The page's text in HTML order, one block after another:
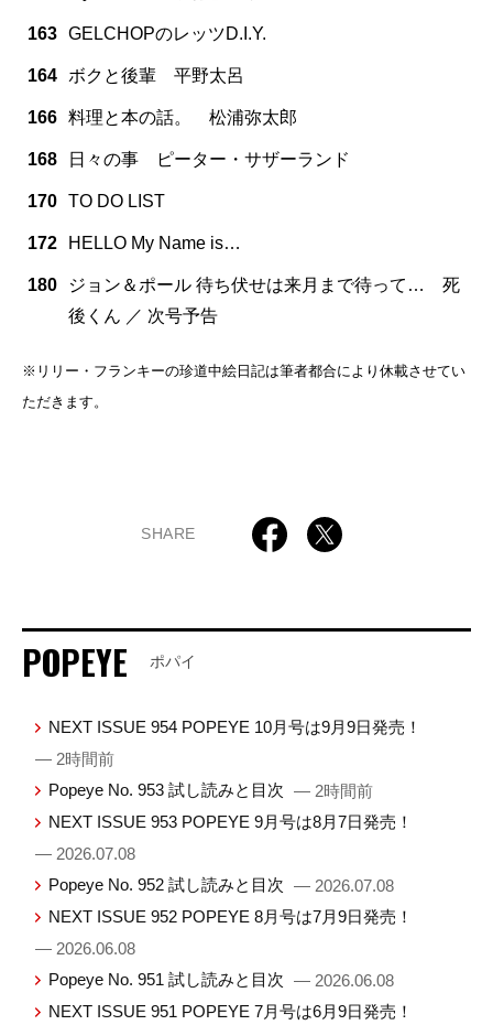
163 GELCHOPのレッツD.I.Y.
164 ボクと後輩 平野太呂
166 料理と本の話。 松浦弥太郎
168 日々の事 ピーター・サザーランド
170 TO DO LIST
172 HELLO My Name is…
180
ジョン＆ポール 待ち伏せは来月まで待って… 死
後くん ／ 次号予告
※リリー・フランキーの珍道中絵日記は筆者都合により休載させてい
ただきます。
SHARE
POPEYE ポパイ
NEXT ISSUE 954 POPEYE 10月号は9月9日発売！
— 2時間前
Popeye No. 953 試し読みと目次 — 2時間前
NEXT ISSUE 953 POPEYE 9月号は8月7日発売！
— 2026.07.08
Popeye No. 952 試し読みと目次 — 2026.07.08
NEXT ISSUE 952 POPEYE 8月号は7月9日発売！
— 2026.06.08
Popeye No. 951 試し読みと目次 — 2026.06.08
NEXT ISSUE 951 POPEYE 7月号は6月9日発売！